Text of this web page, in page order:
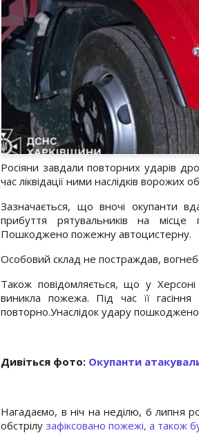
Росіяни завдали повторних ударів
час ліквідації ними наслідків ворожих
Зазначається, що вночі окупанти
прибуття рятувальників на
Пошкоджено пожежну автоцистерну.
Особовий склад не постраждав,
Також повідомляється, що у Херсоні
виникла пожежа. Під час її гасіння
повторно.Унаслідок удару
Дивіться фото: Окупанти
Нагадаємо, в ніч на неділю, 6 липня
обстрілу зафіксовано пожежі, а також